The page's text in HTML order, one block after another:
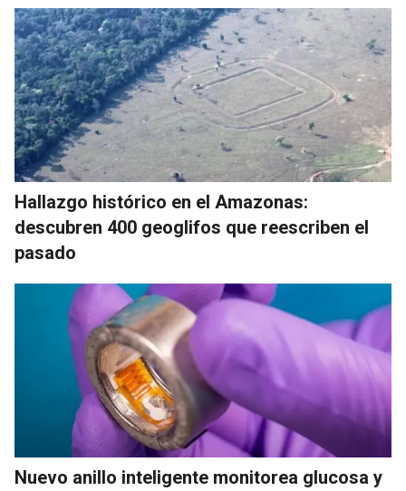
Hallazgo histórico en el Amazonas:
descubren 400 geoglifos que reescriben el
pasado
Nuevo anillo inteligente monitorea glucosa y